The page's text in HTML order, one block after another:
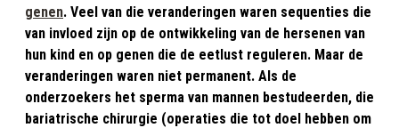
genen. Veel van die veranderingen waren sequenties die
van invloed zijn op de ontwikkeling van de hersenen van
hun kind en op genen die de eetlust reguleren. Maar de
veranderingen waren niet permanent. Als de
onderzoekers het sperma van mannen bestudeerden, die
bariatrische chirurgie (operaties die tot doel hebben om